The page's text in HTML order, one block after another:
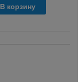
В корзину